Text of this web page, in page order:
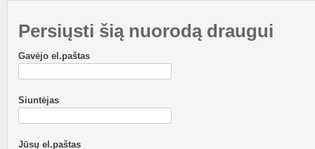
Persiųsti šią nuorodą draugui
Gavėjo el.paštas
Siuntėjas
Jūsų el.paštas